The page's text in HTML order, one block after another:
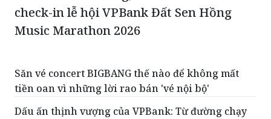
check-in lễ hội VPBank Đất Sen Hồng
Music Marathon 2026
Săn vé concert BIGBANG thế nào để không mất
tiền oan vì những lời rao bán 'vé nội bộ'
Dấu ấn thịnh vượng của VPBank: Từ đường chạy